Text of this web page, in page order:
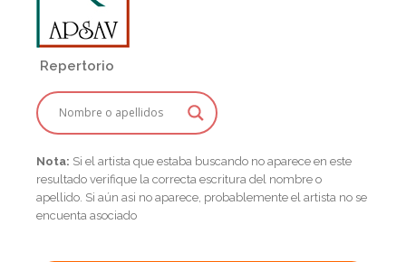
Repertorio
Nota: Si el artista que estaba buscando no aparece en este
resultado verifique la correcta escritura del nombre o
apellido. Si aún asi no aparece, probablemente el artista no se
encuenta asociado